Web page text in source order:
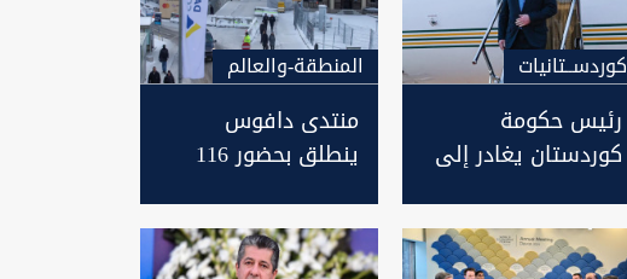
كوردســتانيات
رئيس حكومة
كوردستان يغادر إلى
في المنتدى
الاقتصادي العالمي
المنطقة-والعالم
منتدى دافوس
ينطلق بحضور 116
وروسيا